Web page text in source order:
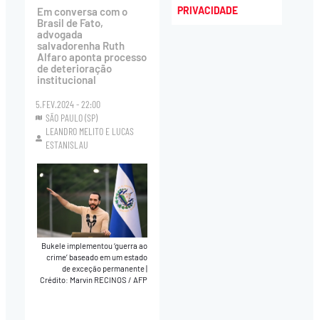
Em conversa com o
Brasil de Fato,
advogada
salvadorenha Ruth
Alfaro aponta processo
de deterioração
institucional
5.FEV.2024 - 22:00
SÃO PAULO (SP)
LEANDRO MELITO E LUCAS
ESTANISLAU
Bukele implementou ‘guerra ao
crime’ baseado em um estado
de exceção permanente|
Crédito: Marvin RECINOS / AFP
PRIVACIDADE